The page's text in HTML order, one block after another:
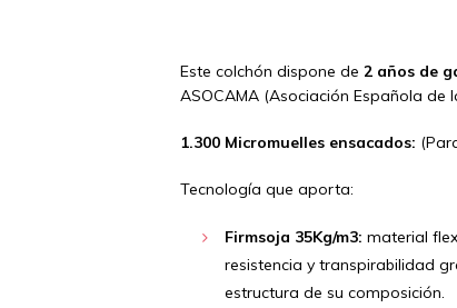
Este colchón dispone de 2 años de
ASOCAMA (Asociación Española de
1.300 Micromuelles ensacados:
Tecnología que aporta:
Firmsoja 35Kg/m3: material
resistencia y transpirabilidad
estructura de su composición.